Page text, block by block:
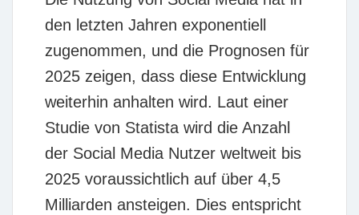
den letzten Jahren exponentiell
zugenommen, und die Prognosen für
2025 zeigen, dass diese Entwicklung
weiterhin anhalten wird. Laut einer
Studie von Statista wird die Anzahl
der Social Media Nutzer weltweit bis
2025 voraussichtlich auf über 4,5
Milliarden ansteigen. Dies entspricht